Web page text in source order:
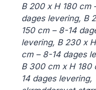
B 200 x H 180 cm
dages levering, B
150 cm – 8-14
levering, B 230 x
cm – 8-14 dages
B 300 cm x H 180
14 dages